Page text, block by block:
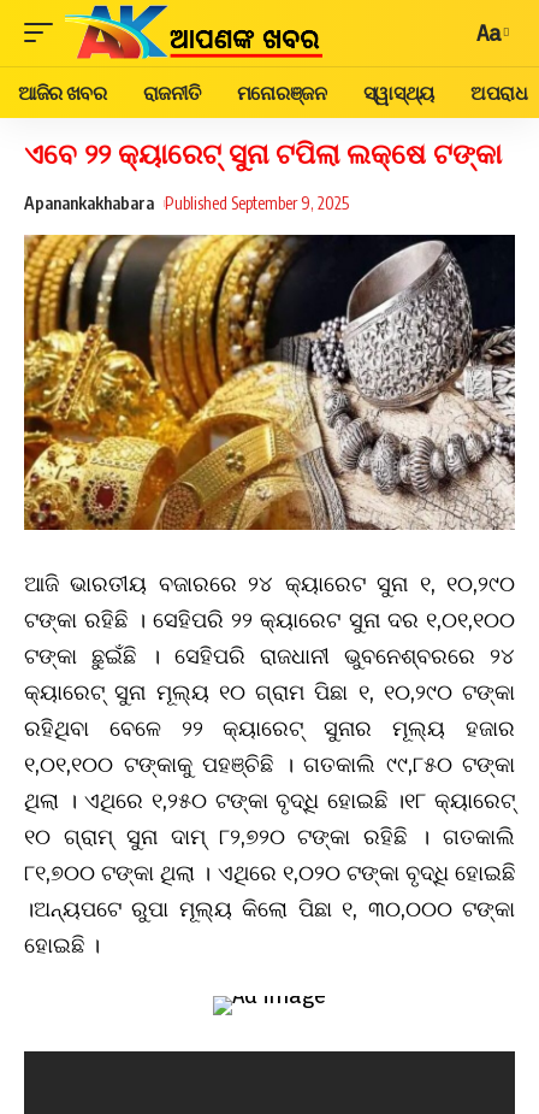
Aa
ଆଜିର ଖବର ରାଜନୀତି ମନୋରଞ୍ଜନ ସ୍ୱାସ୍ଥ୍ୟ ଅପରାଧ
ଏବେ ୨୨ କ୍ୟାରେଟ୍‌ ସୁନା ଟପିଲା ଲକ୍ଷେ ଟଙ୍କା
Apanankakhabara Published September 9, 2025
ଆଜି ଭାରତୀୟ ବଜାରରେ ୨୪ କ୍ୟାରେଟ ସୁନା ୧, ୧୦,୨୯୦
ଟଙ୍କା ରହିଛି । ସେହିପରି ୨୨ କ୍ୟାରେଟ ସୁନା ଦର ୧,୦୧,୧୦୦
ଟଙ୍କା ଛୁଇଁଛି । ସେହିପରି ରାଜଧାନୀ ଭୁବନେଶ୍ବରରେ ୨୪
କ୍ୟାରେଟ୍ ସୁନା ମୂଲ୍ୟ ୧୦ ଗ୍ରାମ ପିଛା ୧, ୧୦,୨୯୦ ଟଙ୍କା
ରହିଥିବା ବେଳେ ୨୨ କ୍ୟାରେଟ୍ ସୁନାର ମୂଲ୍ୟ ହଜାର
୧,୦୧,୧୦୦ ଟଙ୍କାକୁ ପହଞ୍ଚିଛି । ଗତକାଲି ୯୯,୮୫୦ ଟଙ୍କା
ଥିଲା । ଏଥିରେ ୧,୨୫୦ ଟଙ୍କା ବୃଦ୍ଧି ହୋଇଛି ।୧୮ କ୍ୟାରେଟ୍‌
୧୦ ଗ୍ରାମ୍‌ ସୁନା ଦାମ୍‌ ୮୨,୭୨୦ ଟଙ୍କା ରହିଛି । ଗତକାଲି
୮୧,୭୦୦ ଟଙ୍କା ଥିଲା । ଏଥିରେ ୧,୦୨୦ ଟଙ୍କା ବୃଦ୍ଧି ହୋଇଛି
।ଅନ୍ୟପଟେ ରୁପା ମୂଲ୍ୟ କିଲୋ ପିଛା ୧, ୩୦,୦୦୦ ଟଙ୍କା
ହୋଇଛି ।